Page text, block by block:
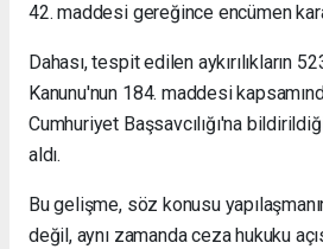
42. maddesi gereğince encümen
Dahası, tespit edilen aykırılıkların
Kanunu'nun 184. maddesi
Cumhuriyet Başsavcılığı'na
aldı.
Bu gelişme, söz konusu
değil, aynı zamanda ceza hukuku